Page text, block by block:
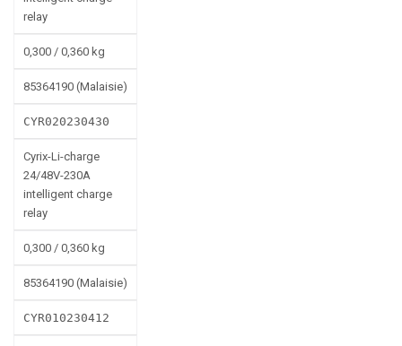
relay
0,300 / 0,360 kg
85364190 (Malaisie)
CYR020230430
Cyrix-Li-charge
24/48V-230A
intelligent charge
relay
0,300 / 0,360 kg
85364190 (Malaisie)
CYR010230412